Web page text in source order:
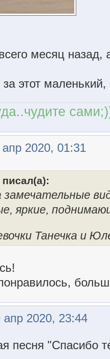
месяц назад,
этот маленький,
2020, 01:31
замечательные
яркие,
Танечка и
2020, 23:44
песня "Спасибо